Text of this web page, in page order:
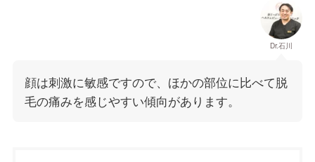
Dr.石川
顔は刺激に敏感ですので、ほかの部位に比べて脱
毛の痛みを感じやすい傾向があります。